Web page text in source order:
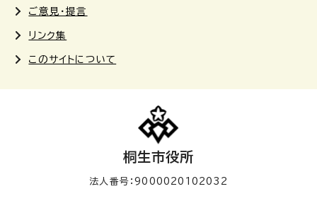
ご意見・提言
リンク集
このサイトについて
桐生市役所
法人番号：9000020102032